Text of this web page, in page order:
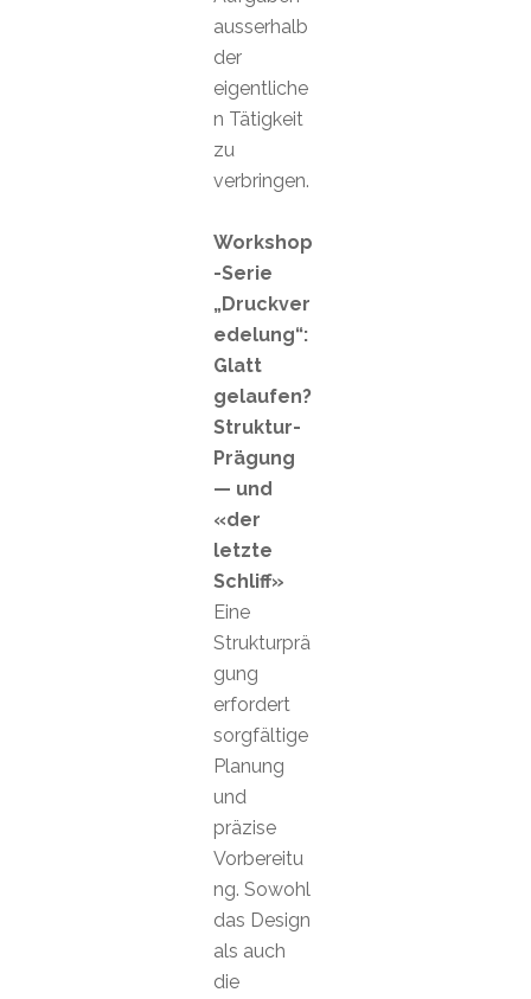
ausserhalb
der
eigentliche
n Tätigkeit
zu
verbringen.
Workshop
-Serie
„Druckver
edelung“:
Glatt
gelaufen?
Struktur-
Prägung
— und
«der
letzte
Schliff»
Eine
Strukturprä
gung
erfordert
sorgfältige
Planung
und
präzise
Vorbereitu
ng. Sowohl
das Design
als auch
die